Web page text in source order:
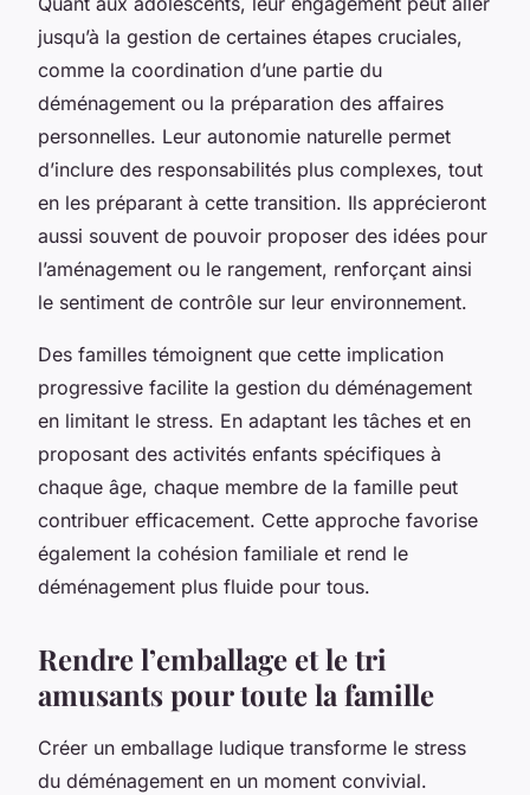
jusqu’à la gestion de certaines étapes cruciales,
comme la coordination d’une partie du
déménagement ou la préparation des affaires
personnelles. Leur autonomie naturelle permet
d’inclure des responsabilités plus complexes, tout
en les préparant à cette transition. Ils apprécieront
aussi souvent de pouvoir proposer des idées pour
l’aménagement ou le rangement, renforçant ainsi
le sentiment de contrôle sur leur environnement.
Des familles témoignent que cette implication
progressive facilite la gestion du déménagement
en limitant le stress. En adaptant les tâches et en
proposant des activités enfants spécifiques à
chaque âge, chaque membre de la famille peut
contribuer efficacement. Cette approche favorise
également la cohésion familiale et rend le
déménagement plus fluide pour tous.
Rendre l’emballage et le tri
amusants pour toute la famille
Créer un emballage ludique transforme le stress
du déménagement en un moment convivial.